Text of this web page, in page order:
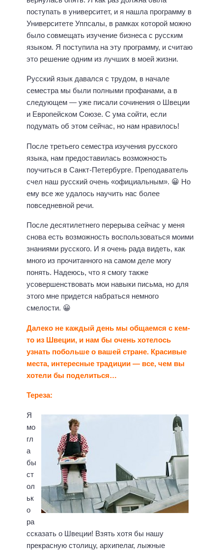
поступать в университет, и я нашла программу в
Университете Уппсалы, в рамках которой можно
было совмещать изучение бизнеса с русским
языком. Я поступила на эту программу, и считаю
это решение одним из лучших в моей жизни.
Русский язык давался с трудом, в начале
семестра мы были полными профанами, а в
следующем — уже писали сочинения о Швеции
и Европейском Союзе. С ума сойти, если
подумать об этом сейчас, но нам нравилось!
После третьего семестра изучения русского
языка, нам предоставилась возможность
поучиться в Санкт-Петербурге. Преподаватель
счел наш русский очень «официальным». 😀 Но
ему все же удалось научить нас более
повседневной речи.
После десятилетнего перерыва сейчас у меня
снова есть возможность воспользоваться моими
знаниями русского. И я очень рада видеть, как
много из прочитанного на самом деле могу
понять. Надеюсь, что я смогу также
усовершенствовать мои навыки письма, но для
этого мне придется набраться немного
смелости. 😀
Далеко не каждый день мы общаемся с кем-
то из Швеции, и нам бы очень хотелось
узнать побольше о вашей стране. Красивые
места, интересные традиции — все, чем вы
хотели бы поделиться…
Тереза:
Я
мо
гл
а
бы
ст
ол
ьк
о
ра
ссказать о Швеции! Взять хотя бы нашу
прекрасную столицу, архипелаг, лыжные